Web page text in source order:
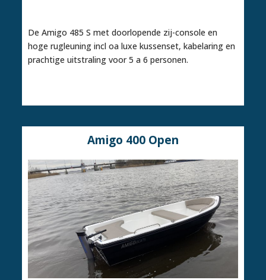
De Amigo 485 S met doorlopende zij-console en
hoge rugleuning incl oa luxe kussenset, kabelaring en
prachtige uitstraling voor 5 a 6 personen.
Amigo 400 Open